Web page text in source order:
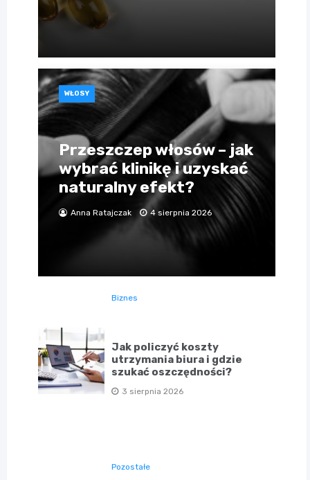
WŁOSY
Przeszczep włosów – jak
wybrać klinikę i uzyskać
naturalny efekt?
Anna Ratajczak 4 sierpnia 2026
Biznes
Jak policzyć koszty
utrzymania biura i gdzie
szukać oszczędności?
3 sierpnia 2026
Pozostałe